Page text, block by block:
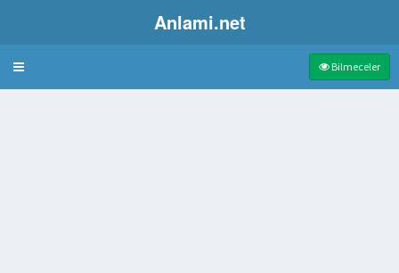
Anlami.net
Bulmaca Bilmeceler